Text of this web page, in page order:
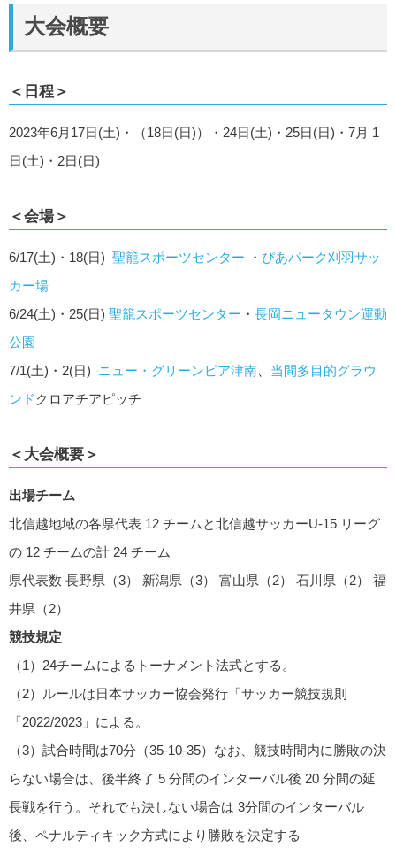
大会概要
＜日程＞
2023年6月17日(土)・（18⽇(⽇)）・24⽇(⼟)・25⽇(⽇)・7⽉ 1
⽇(⼟)・2⽇(⽇)
＜会場＞
6/17(⼟)・18(⽇) 聖籠スポーツセンター ・ ぴあパーク刈羽サッ
カー場
6/24(⼟)・25(⽇) 聖籠スポーツセンター ・ 長岡ニュータウン運動
公園
7/1(⼟)・2(⽇) ニュー・グリーンピア津南
当間多目的グラウ
ンド クロアチアピッチ
＜大会概要＞
出場チーム
北信越地域の各県代表 12 チームと北信越サッカーU-15 リーグ
の 12 チームの計 24 チーム
県代表数 ⻑野県（3） 新潟県（3） 富⼭県（2） ⽯川県（2） 福
井県（2）
競技規定
（1）24チームによるトーナメント法式とする。
（2）ルールは日本サッカー協会発行「サッカー競技規則
「2022/2023」による。
（3）試合時間は70分（35-10-35）なお、競技時間内に勝敗の決
らない場合は、後半終了 5 分間のインターバル後 20 分間の延
⻑戦を⾏う。それでも決しない場合は 3分間のインターバル
後、ペナルティキック⽅式により勝敗を決定する